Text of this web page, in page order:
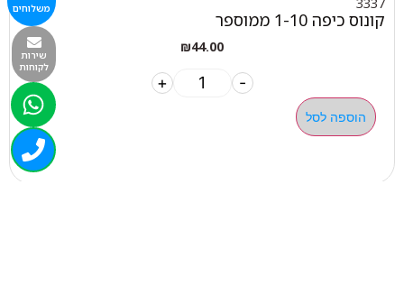
3337
קונוס כיפה 1-10 ממוספר
₪44.00
-
+
הוספה לסל
משלוחים
שירות
לקוחות